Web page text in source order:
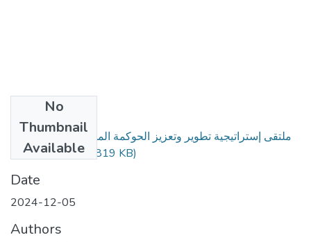
No
Thumbnail
Available
ملتقى إستراتيجية تطوير وتعزيز الحوكمة المالية في المؤسسات
جامعة غرداية.ppt
(819 KB)
Date
2024-12-05
Authors